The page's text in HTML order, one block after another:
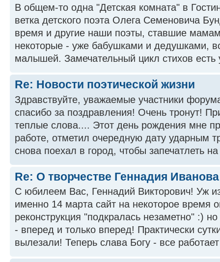
В общем-то одна "Детская комната" в
ветка детского поэта Олега Семеновича
время и другие наши поэты, ставшие
некоторые - уже бабушками и дедушками,
малышей. Замечательный цикл стихов
Re: Новости поэтической жизни
Здравствуйте, уважаемые участники
спасибо за поздравления! Очень тронут!
теплые слова.... Этот день рождения мне
работе, отметил очередную дату ударным
снова поехал в город, чтобы запечатлеть
Re: О творчестве Геннадия Иванова
С юбилеем Вас, Геннадий Викторович! Уж
именно 14 марта сайт на некоторое время
реконструкция "подкралась незаметно" :)
- вперед и только вперед! Практически
вылезали! Теперь слава Богу - все